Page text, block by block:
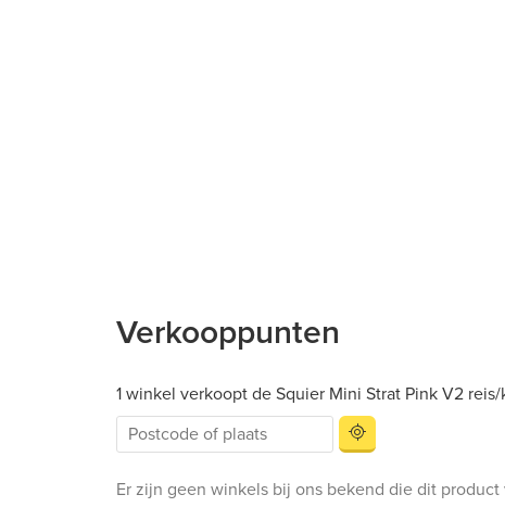
Verkooppunten
1 winkel verkoopt de Squier Mini Strat Pink V2
Er zijn geen winkels bij ons bekend die dit product